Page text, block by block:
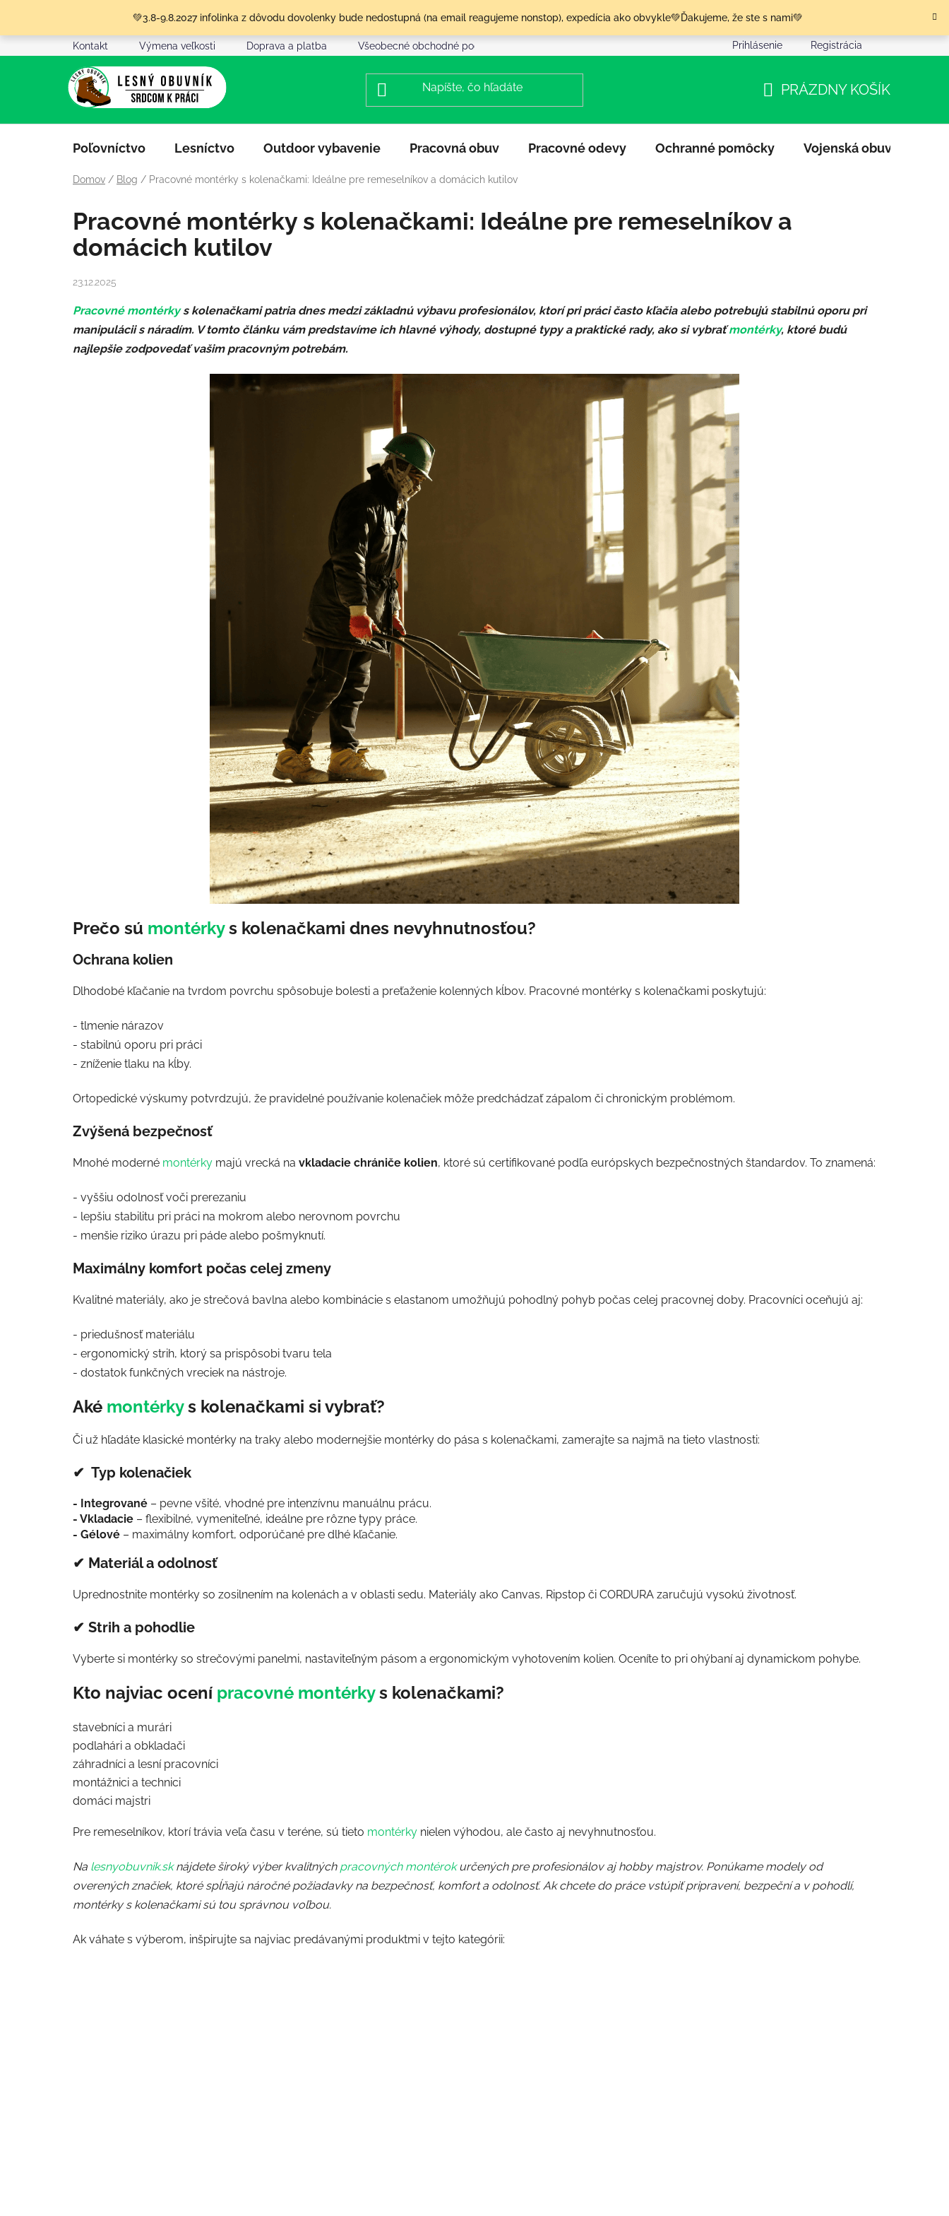
obsah
💚3.8-9.8.2027 infolinka z dôvodu dovolenky bude nedostupná (na email reagujeme nonstop), expedícia ako obvykle💚Ďakujeme, že ste s nami💚
Kontakt Výmena veľkosti Doprava a platba Všeobecné obchodné podmienky Podmienky ochrany osobných údajov
Prihlásenie Registrácia
KOŠÍK
PRÁZDNY KOŠÍK
Poľovníctvo Lesníctvo Outdoor vybavenie Pracovná obuv Pracovné odevy Ochranné pomôcky Vojenská obuv
Domov / Blog / Pracovné montérky s kolenačkami: Ideálne pre remeselníkov a domácich kutilov
Pracovné montérky s kolenačkami: Ideálne pre remeselníkov a
domácich kutilov
23.12.2025
Pracovné montérkys kolenačkami patria dnes medzi základnú výbavu profesionálov, ktorí pri práci často kľačia alebo potrebujú stabilnú oporu pri
manipulácii s náradím. V tomto článku vám predstavíme ich hlavné výhody, dostupné typy a praktické rady, ako si vybraťmontérky, ktoré budú
najlepšie zodpovedať vašim pracovným potrebám.
Prečo sú montérkys kolenačkami dnes nevyhnutnosťou?
Ochrana kolien
Dlhodobé kľačanie na tvrdom povrchu spôsobuje bolesti a preťaženie kolenných kĺbov. Pracovné montérky s kolenačkami poskytujú:
- tlmenie nárazov
- stabilnú oporu pri práci
- zníženie tlaku na kĺby.
Ortopedické výskumy potvrdzujú, že pravidelné používanie kolenačiek môže predchádzať zápalom či chronickým problémom.
Zvýšená bezpečnosť
Mnohé moderné montérky majú vrecká na vkladacie chrániče kolien, ktoré sú certifikované podľa európskych bezpečnostných štandardov. To znamená:
- vyššiu odolnosť voči prerezaniu
- lepšiu stabilitu pri práci na mokrom alebo nerovnom povrchu
- menšie riziko úrazu pri páde alebo pošmyknutí.
Maximálny komfort počas celej zmeny
Kvalitné materiály, ako je strečová bavlna alebo kombinácie s elastanom umožňujú pohodlný pohyb počas celej pracovnej doby. Pracovníci oceňujú aj:
- priedušnosť materiálu
- ergonomický strih, ktorý sa prispôsobi tvaru tela
- dostatok funkčných vreciek na nástroje.
Aké montérkys kolenačkami si vybrať?
Či už hľadáte klasické montérky na traky alebo modernejšie montérky do pása s kolenačkami, zamerajte sa najmä na tieto vlastnosti:
✔ Typ kolenačiek
- Integrované – pevne všité, vhodné pre intenzívnu manuálnu prácu.
- Vkladacie – flexibilné, vymeniteľné, ideálne pre rôzne typy práce.
- Gélové – maximálny komfort, odporúčané pre dlhé kľačanie.
✔ Materiál a odolnosť
Uprednostnite montérky so zosilnením na kolenách a v oblasti sedu. Materiály ako Canvas, Ripstop či CORDURA zaručujú vysokú životnosť.
✔ Strih a pohodlie
Vyberte si montérky so strečovými panelmi, nastaviteľným pásom a ergonomickým vyhotovením kolien. Oceníte to pri ohýbaní aj dynamickom pohybe.
Kto najviac ocení pracovné montérkys kolenačkami?
stavebníci a murári
podlahári a obkladači
záhradníci a lesní pracovníci
montážnici a technici
domáci majstri
Pre remeselníkov, ktorí trávia veľa času v teréne, sú tieto montérky nielen výhodou, ale často aj nevyhnutnosťou.
Na lesnyobuvnik.sknájdete široký výber kvalitných pracovných montérokurčených pre profesionálov aj hobby majstrov. Ponúkame modely od
overených značiek, ktoré spĺňajú náročné požiadavky na bezpečnosť, komfort a odolnosť. Ak chcete do práce vstúpiť pripravení, bezpeční a v pohodlí,
montérky s kolenačkami sú tou správnou voľbou.
Ak váhate s výberom, inšpirujte sa najviac predávanými produktmi v tejto kategórii: